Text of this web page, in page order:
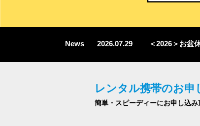
News 2026.07.29 ＜2026＞お盆
レンタル携帯のお申
簡単・スピーディーにお申し込み